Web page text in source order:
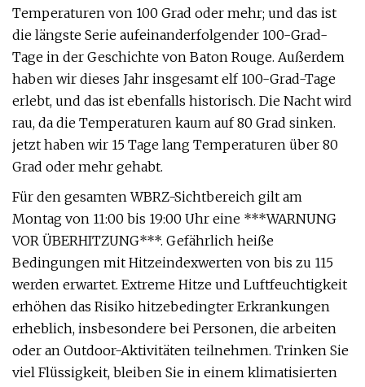
Temperaturen von 100 Grad oder mehr; und das ist
die längste Serie aufeinanderfolgender 100-Grad-
Tage in der Geschichte von Baton Rouge. Außerdem
haben wir dieses Jahr insgesamt elf 100-Grad-Tage
erlebt, und das ist ebenfalls historisch. Die Nacht wird
rau, da die Temperaturen kaum auf 80 Grad sinken.
jetzt haben wir 15 Tage lang Temperaturen über 80
Grad oder mehr gehabt.
Für den gesamten WBRZ-Sichtbereich gilt am
Montag von 11:00 bis 19:00 Uhr eine ***WARNUNG
VOR ÜBERHITZUNG***. Gefährlich heiße
Bedingungen mit Hitzeindexwerten von bis zu 115
werden erwartet. Extreme Hitze und Luftfeuchtigkeit
erhöhen das Risiko hitzebedingter Erkrankungen
erheblich, insbesondere bei Personen, die arbeiten
oder an Outdoor-Aktivitäten teilnehmen. Trinken Sie
viel Flüssigkeit, bleiben Sie in einem klimatisierten